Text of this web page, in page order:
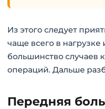
Из этого следует
чаще всего в нагрузке
большинство случаев
операций. Дальше
Передняя